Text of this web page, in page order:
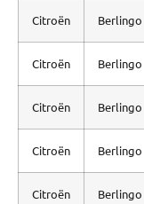
Citroën Berlingo
Citroën Berlingo
Citroën Berlingo
Citroën Berlingo
Citroën Berlingo